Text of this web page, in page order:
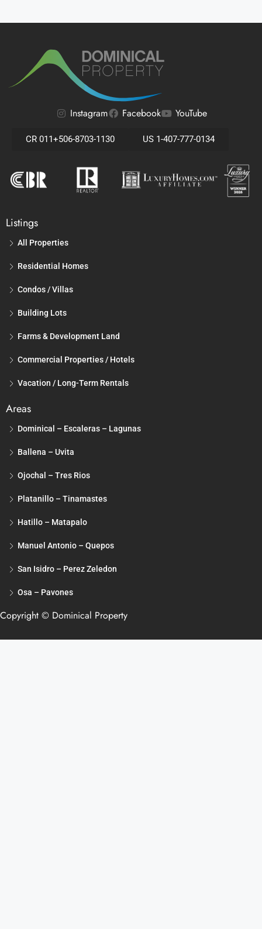
Instagram Facebook YouTube
CR 011+506-8703-1130 US 1-407-777-0134
Listings
All Properties
Residential Homes
Condos / Villas
Building Lots
Farms & Development Land
Commercial Properties / Hotels
Vacation / Long-Term Rentals
Areas
Dominical – Escaleras – Lagunas
Ballena – Uvita
Ojochal – Tres Rios
Platanillo – Tinamastes
Hatillo – Matapalo
Manuel Antonio – Quepos
San Isidro – Perez Zeledon
Osa – Pavones
Copyright © Dominical Property